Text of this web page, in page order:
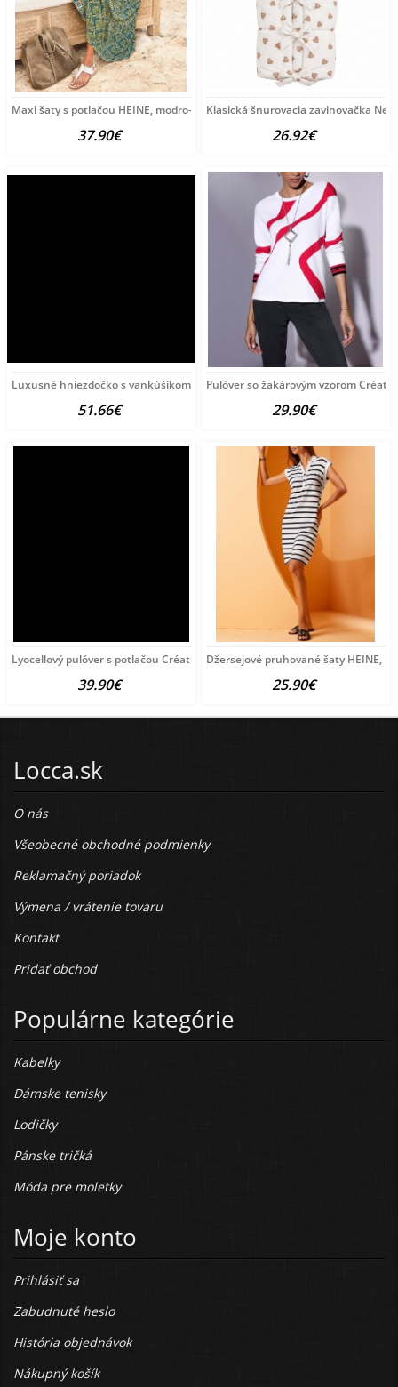
Maxi šaty s potlačou HEINE, modro-zeleno-žlté
37.90€
Klasická šnurovacia zavinovačka
26.92€
Luxusné hniezdočko s vankúšikom a perinkou
51.66€
Pulóver so žakárovým vzorom
29.90€
Lyocellový pulóver s potlačou Création
39.90€
Džersejové pruhované šaty HEINE,
25.90€
Locca.sk
O nás
Všeobecné obchodné podmienky
Reklamačný poriadok
Výmena / vrátenie tovaru
Kontakt
Pridať obchod
Populárne kategórie
Kabelky
Dámske tenisky
Lodičky
Pánske tričká
Móda pre moletky
Moje konto
Prihlásiť sa
Zabudnuté heslo
História objednávok
Nákupný košík